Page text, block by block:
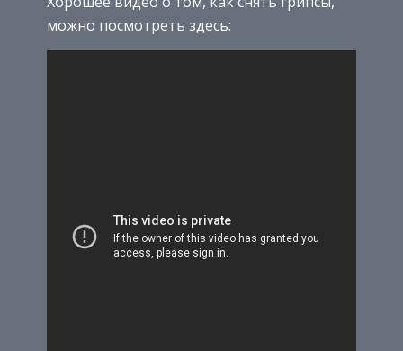
можно посмотреть здесь: